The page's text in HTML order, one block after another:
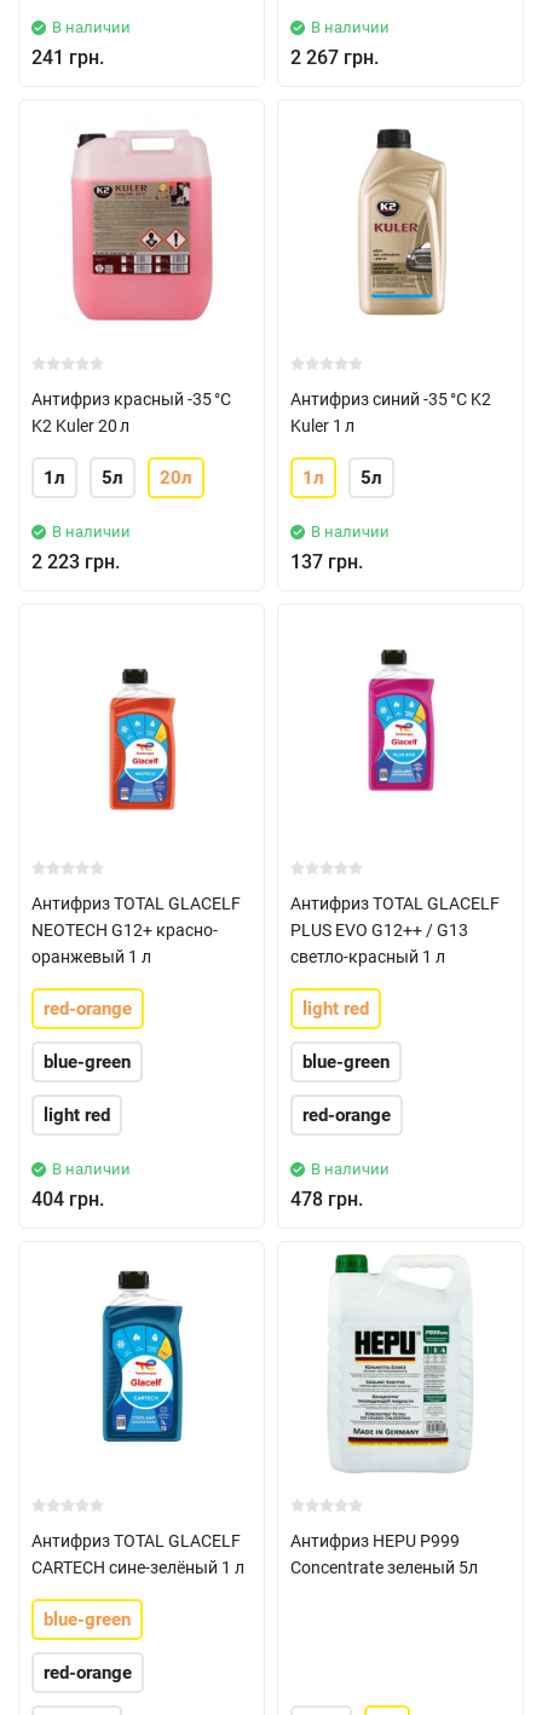
В наличии
241 грн.
В наличии
2 267 грн.
Антифриз красный -35 °C
K2 Kuler 20 л
1л 5л 20л
В наличии
2 223 грн.
Антифриз синий -35 °C K2
Kuler 1 л
1л 5л
В наличии
137 грн.
Антифриз TOTAL GLACELF
NEOTECH G12+ красно-
оранжевый 1 л
red-orange
blue-green
light red
В наличии
404 грн.
Антифриз TOTAL GLACELF
PLUS EVO G12++ / G13
светло-красный 1 л
light red
blue-green
red-orange
В наличии
478 грн.
Антифриз TOTAL GLACELF
CARTECH сине-зелёный 1 л
blue-green
red-orange
Антифриз HEPU P999
Concentrate зеленый 5л